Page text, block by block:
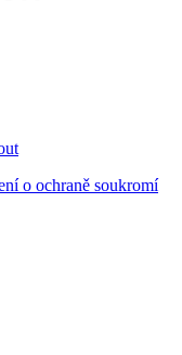
o ochraně soukromí